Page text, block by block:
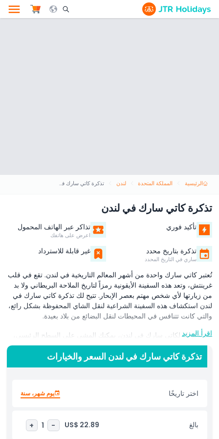
Search Opener Icon
الرئيسية المملكة المتحدة لندن تذكرة كاتي سارك في لندن
تذكرة كاتي سارك في لندن
تأكيد فوري تذاكر عبر الهاتف المحمول
اعرض على هاتفك
تذكرة بتاريخ محدد
ساري في التاريخ المحدد
غير قابلة للاسترداد
تُعتبر كاتي سارك واحدة من أشهر المعالم التاريخية في لندن. تقع في قلب
غرينتش، وتعد هذه السفينة الأيقونية رمزاً لتاريخ الملاحة البريطاني ولا بد
من زيارتها لأي شخص مهتم بعصر الإبحار. تتيح لك تذكرة كاتي سارك في
لندن استكشاف هذه السفينة الشراعية لنقل الشاي المحفوظة بشكل رائع،
والتي كانت تتنافس في المحيطات لنقل البضائع من بلاد بعيدة.
مع تذكرتك لكاتي سارك في لندن، يمكنك المشي على السطح الرئيسي،
واستكشاف حجرات السفينة، واكتشاف كيف كانت حياة البحارة في القرن
التاسع عشر. لقد تمت ترميم السفينة بعناية وتحويلها إلى متحف يجمع بين
التعليم والمتعة. إنها مثالية للعائلات، والرحلات المدرسية، أو السياح
تضم السفينة معارض تفاعلية، وأنشطة عملية، وحتى ممثلين يؤدون أدوار
كنت تزور بمفردك، مع أصدقاء، أو مع عائلتك، فإن كاتي سارك في لندن
اقرأ المزيد
تذكرة كاتي سارك في لندن السعر والخيارات
اختر تاريخًا يوم شهر، سنة
بالغ US$ 22.89
-
1
+